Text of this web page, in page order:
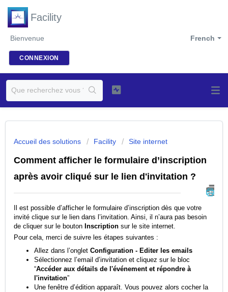
Facility
French
Bienvenue
CONNEXION
Accueil des solutions Facility Site internet
Comment afficher le formulaire d’inscription
après avoir cliqué sur le lien d'invitation ?
Il est possible d’afficher le formulaire d’inscription dès que votre
invité clique sur le lien dans l’invitation. Ainsi, il n’aura pas besoin
de cliquer sur le bouton Inscription sur le site internet.
Pour cela, merci de suivre les étapes suivantes :
Allez dans l’onglet Configuration - Editer les emails
Sélectionnez l’email d’invitation et cliquez sur le bloc
“Accéder aux détails de l'événement et répondre à
l'invitation”
Une fenêtre d’édition apparaît. Vous pouvez alors cocher la